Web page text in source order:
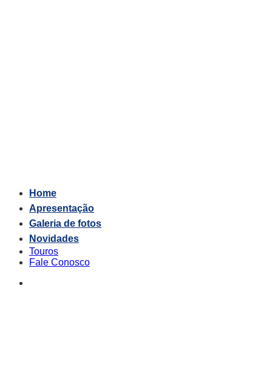
Home
Apresentação
Galeria de fotos
Novidades
Touros
Fale Conosco